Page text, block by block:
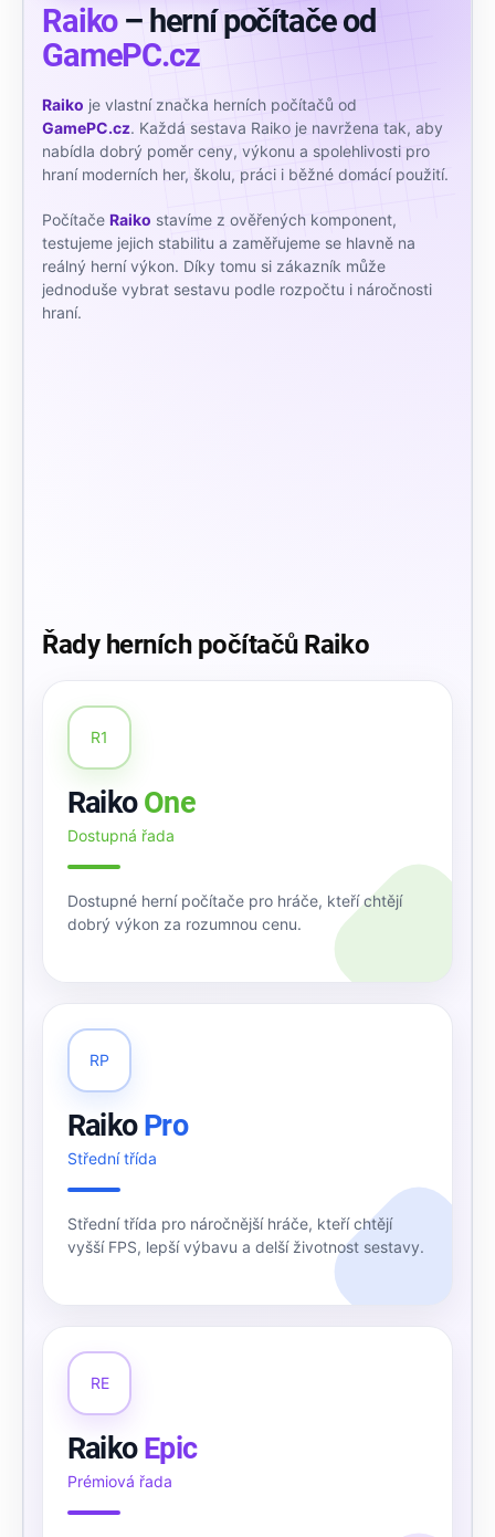
Raiko– herní počítače od
GamePC.cz
Raiko je vlastní značka herních počítačů od
GamePC.cz. Každá sestava Raiko je navržena tak, aby
nabídla dobrý poměr ceny, výkonu a spolehlivosti pro
hraní moderních her, školu, práci i běžné domácí použití.
Počítače Raiko stavíme z ověřených komponent,
testujeme jejich stabilitu a zaměřujeme se hlavně na
reálný herní výkon. Díky tomu si zákazník může
jednoduše vybrat sestavu podle rozpočtu i náročnosti
hraní.
Řady herních počítačů Raiko
R1
RaikoOne
Dostupná řada
Dostupné herní počítače pro hráče, kteří chtějí
dobrý výkon za rozumnou cenu.
RP
RaikoPro
Střední třída
Střední třída pro náročnější hráče, kteří chtějí
vyšší FPS, lepší výbavu a delší životnost sestavy.
RE
RaikoEpic
Prémiová řada